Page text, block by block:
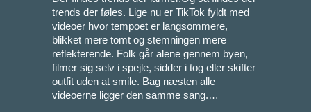
trends der føles. Lige nu er TikTok fyldt med
videoer hvor tempoet er langsommere,
blikket mere tomt og stemningen mere
reflekterende. Folk går alene gennem byen,
filmer sig selv i spejle, sidder i tog eller skifter
outfit uden at smile. Bag næsten alle
videoerne ligger den samme sang.…